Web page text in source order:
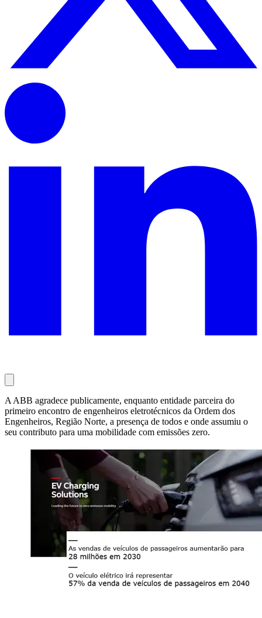
A ABB agradece publicamente, enquanto entidade parceira do
primeiro encontro de engenheiros eletrotécnicos da Ordem dos
Engenheiros, Região Norte, a presença de todos e onde assumiu o
seu contributo para uma mobilidade com emissões zero.